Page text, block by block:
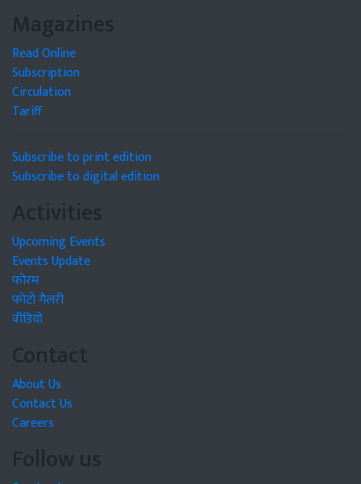
Magazines
Read Online
Subscription
Circulation
Tariff
Subscribe to print edition
Subscribe to digital edition
Activities
Upcoming Events
Events Update
फोरम
फोटो गैलरी
वीडियो
Contact
About Us
Contact Us
Careers
Follow us